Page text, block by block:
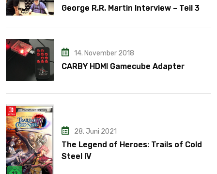
George R.R. Martin Interview – Teil 3
14. November 2018
CARBY HDMI Gamecube Adapter
28. Juni 2021
The Legend of Heroes: Trails of Cold
Steel IV